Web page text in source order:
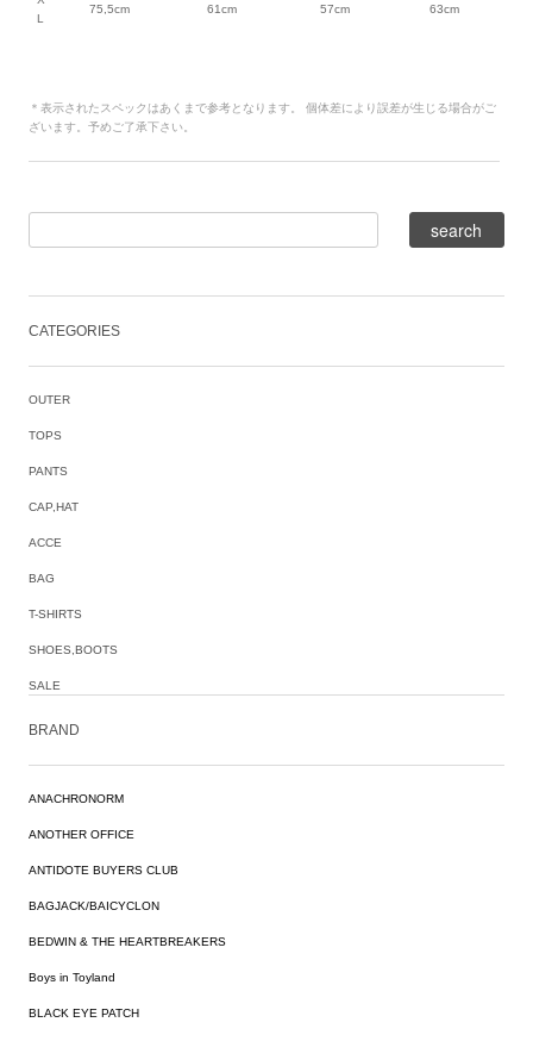
L
75,5cm 61cm 57cm 63cm
＊表示されたスペックはあくまで参考となります。 個体差により誤差が生じる場合がご
ざいます。予めご了承下さい。
CATEGORIES
OUTER
TOPS
PANTS
CAP,HAT
ACCE
BAG
T-SHIRTS
SHOES,BOOTS
SALE
BRAND
ANACHRONORM
ANOTHER OFFICE
ANTIDOTE BUYERS CLUB
BAGJACK/BAICYCLON
BEDWIN & THE HEARTBREAKERS
Boys in Toyland
BLACK EYE PATCH